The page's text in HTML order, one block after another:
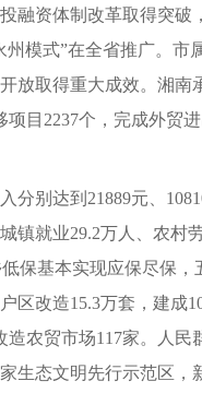
融资体制改革取得突
模式”在全省推广。
放取得重大成效。湘
目2237个，完成外贸
分别达到21889元、
镇就业29.2万人、农
保基本实现应保尽保
改造15.3万套，建成
农贸市场117家。人
生态文明先行示范区